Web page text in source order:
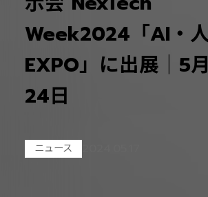
Week2024「AI・
EXPO」に出展｜5
24日
ニュース